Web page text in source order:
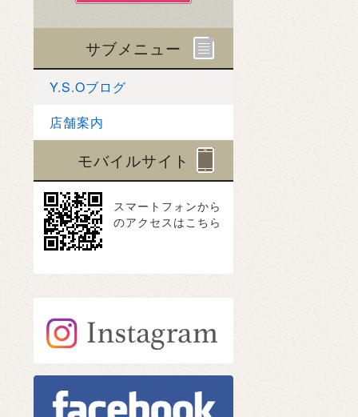
サブメニュー
Y.S.Oブログ
店舗案内
モバイルサイト
スマートフォンから
のアクセスはこちら